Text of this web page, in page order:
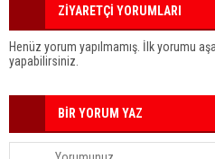
ZİYARETÇİ YORUMLARI
Henüz yorum yapılmamış. İlk yorumu
yapabilirsiniz.
BİR YORUM YAZ